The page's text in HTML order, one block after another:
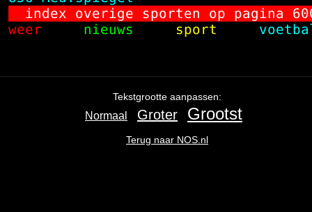
index overige sporten op pagina
weer
nieuws sport
naar
Tekstgrootte aanpassen:
Normaal Groter Grootst
Terug naar NOS.nl